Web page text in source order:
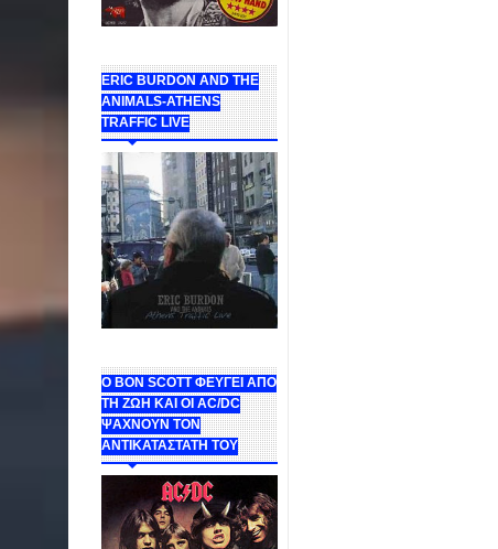
ERIC BURDON AND THE
ANIMALS-ATHENS
TRAFFIC LIVE
Ο BON SCOTT ΦΕΥΓΕΙ ΑΠΟ
ΤΗ ΖΩΗ ΚΑΙ ΟΙ AC/DC
ΨΑΧΝΟΥΝ ΤΟΝ
ΑΝΤΙΚΑΤΑΣΤΑΤΗ ΤΟΥ